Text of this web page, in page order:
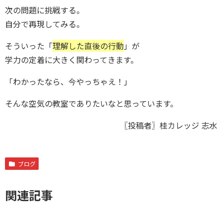
次の問題に挑戦する。
自分で再現してみる。
そういった「理解した直後の行動 」が
学力の定着に大きく関わってきます。
「わかったなら、今やっちゃえ！」
そんな空気の教室でありたいなと思っています。
〖投稿者〗桂カレッジ 志水
ブログ
関連記事